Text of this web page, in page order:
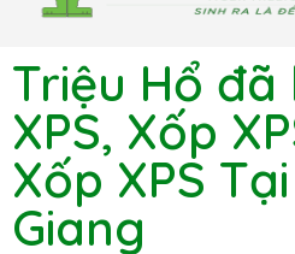
Triệu Hổ
XPS, Xốp
Xốp XPS
Giang